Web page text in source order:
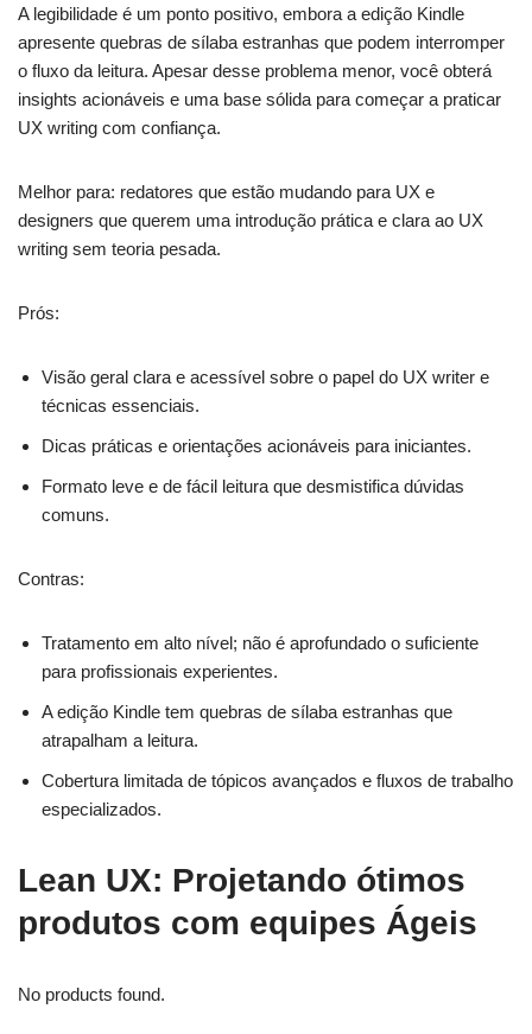
A legibilidade é um ponto positivo, embora a edição Kindle
apresente quebras de sílaba estranhas que podem interromper
o fluxo da leitura. Apesar desse problema menor, você obterá
insights acionáveis e uma base sólida para começar a praticar
UX writing com confiança.
Melhor para: redatores que estão mudando para UX e
designers que querem uma introdução prática e clara ao UX
writing sem teoria pesada.
Prós:
Visão geral clara e acessível sobre o papel do UX writer e
técnicas essenciais.
Dicas práticas e orientações acionáveis para iniciantes.
Formato leve e de fácil leitura que desmistifica dúvidas
comuns.
Contras:
Tratamento em alto nível; não é aprofundado o suficiente
para profissionais experientes.
A edição Kindle tem quebras de sílaba estranhas que
atrapalham a leitura.
Cobertura limitada de tópicos avançados e fluxos de trabalho
especializados.
Lean UX: Projetando ótimos
produtos com equipes Ágeis
No products found.